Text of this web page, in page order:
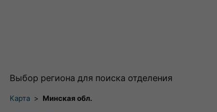
Выбор региона для поиска отделения
Карта > Минская обл.